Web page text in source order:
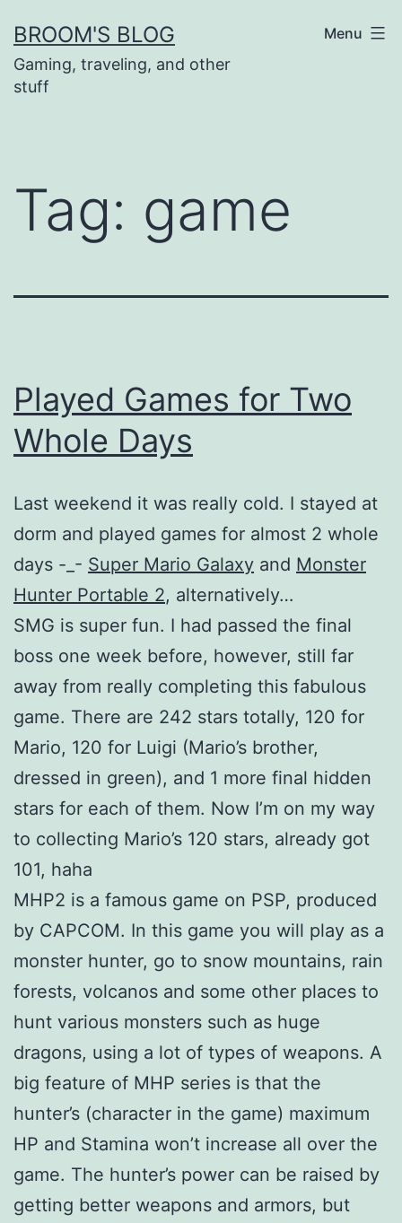
to
content
BROOM'S BLOG
Gaming, traveling, and other
stuff
Menu
Tag: game
Played Games for Two
Whole Days
Last weekend it was really cold. I stayed at
dorm and played games for almost 2 whole
days -_- Super Mario Galaxy and Monster
Hunter Portable 2, alternatively…
SMG is super fun. I had passed the final
boss one week before, however, still far
away from really completing this fabulous
game. There are 242 stars totally, 120 for
Mario, 120 for Luigi (Mario’s brother,
dressed in green), and 1 more final hidden
stars for each of them. Now I’m on my way
to collecting Mario’s 120 stars, already got
101, haha
MHP2 is a famous game on PSP, produced
by CAPCOM. In this game you will play as a
monster hunter, go to snow mountains, rain
forests, volcanos and some other places to
hunt various monsters such as huge
dragons, using a lot of types of weapons. A
big feature of MHP series is that the
hunter’s (character in the game) maximum
HP and Stamina won’t increase all over the
game. The hunter’s power can be raised by
getting better weapons and armors, but